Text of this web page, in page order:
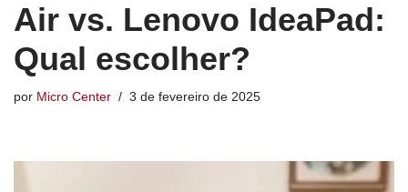
Air vs. Lenovo IdeaPad:
Qual escolher?
por Micro Center 3 de fevereiro de 2025